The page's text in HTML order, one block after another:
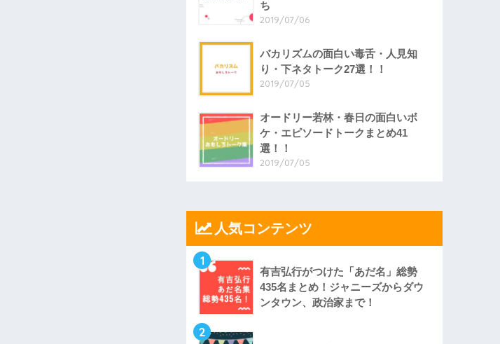
ち
2019/07/06
バカリズムの面白い毒舌・人見知
り・下ネタトーク27選！！
2019/07/05
オードリー若林・春日の面白いボ
ケ・エピソードトークまとめ41
選！！
2019/07/05
人気コンテンツ
1
有吉弘行がつけた「あだ名」総勢
435名まとめ！ジャニーズからダウ
ンタウン、政治家まで！
2